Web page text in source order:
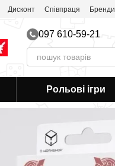
Дисконт Співпраця Бренди
097 610-59-21
Рольові ігри